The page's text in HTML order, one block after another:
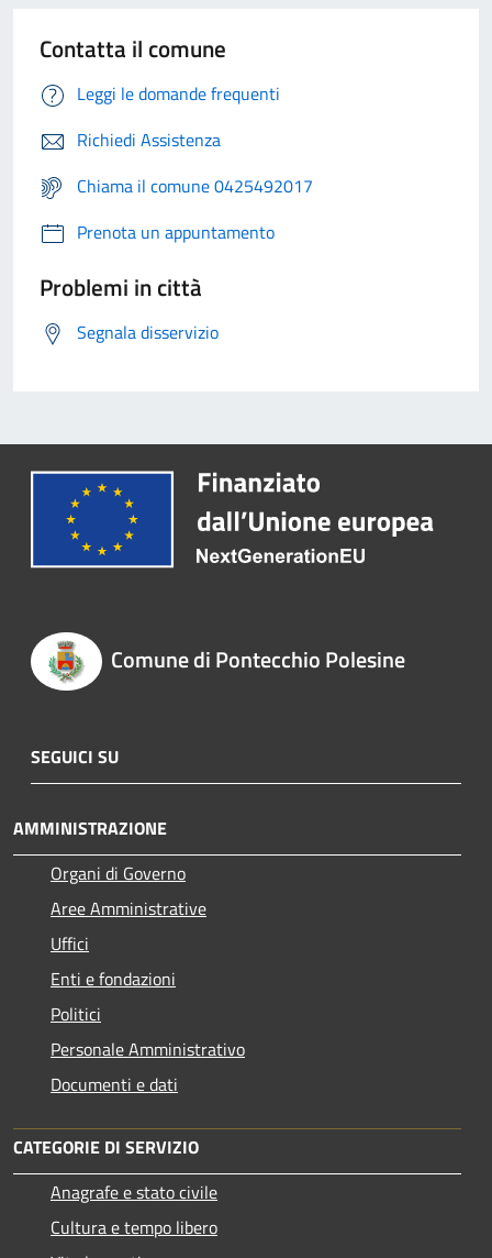
Contatta il comune
Leggi le domande frequenti
Richiedi Assistenza
Chiama il comune 0425492017
Prenota un appuntamento
Problemi in città
Segnala disservizio
Comune di Pontecchio Polesine
SEGUICI SU
AMMINISTRAZIONE
Organi di Governo
Aree Amministrative
Uffici
Enti e fondazioni
Politici
Personale Amministrativo
Documenti e dati
CATEGORIE DI SERVIZIO
Anagrafe e stato civile
Cultura e tempo libero